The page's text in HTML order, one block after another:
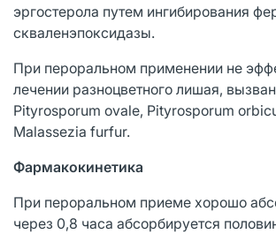
эргостерола путем ингибирования
скваленэпоксидазы.
При пероральном применении не
лечении разноцветного лишая,
Pityrosрorum ovale, Pityrosporum
Malassezia furfur.
Фармакокинетика
При пероральном приеме хорошо
через 0,8 часа абсорбируется